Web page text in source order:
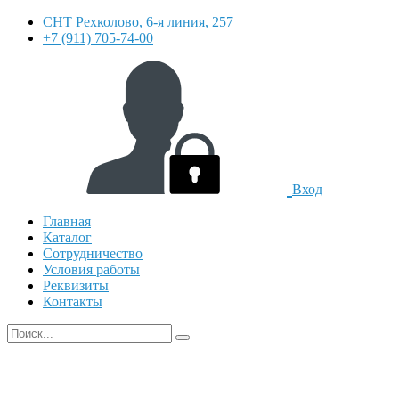
СНТ Рехколово, 6-я линия, 257
+7 (911) 705-74-00
Вход
Главная
Каталог
Сотрудничество
Условия работы
Реквизиты
Контакты